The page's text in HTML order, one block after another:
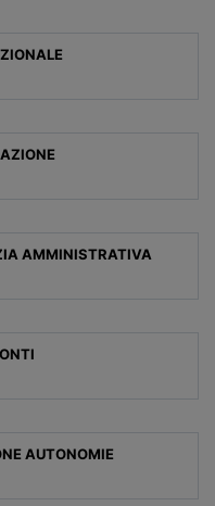
AMMINISTRATIVA
AUTONOMIE